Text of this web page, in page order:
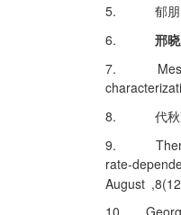
5.
郁朋
6.
邢
7.
8.
代秋
9.
rate-
August
10.